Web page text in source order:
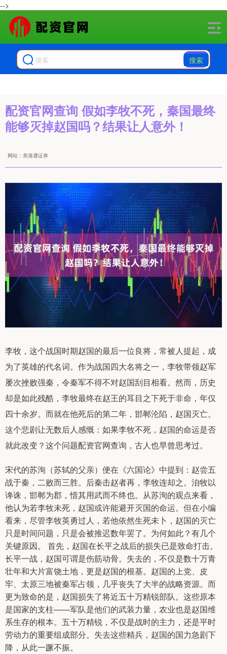
-->
搜索
配资官网查询 假如李牧不死，秦国最终
能够灭掉赵国吗？结果让人意外！
网站：美港通证券
李牧，这个战国时期赵国的最后一位良将，常被人提起，成
为了英雄的代名词。作为战国四大名将之一，李牧带领赵军
屡次挫败强秦，令秦军不得不对赵国刮目相看。然而，历史
却是如此残酷，李牧最终在赵王的耳目之下死于非命，年仅
四十余岁。而就在他死后的第二年，邯郸沦陷，赵国灭亡。
这个悲剧让无数后人感慨：如果李牧不死，赵国的命运是否
就此改变？这个问题配资官网查询，古人也早曾思考过。
宋代的苏洵（苏轼的父亲）便在《六国论》中提到：赵尝五
战于秦，二败而三胜。后秦击赵者再，李牧连却之。洎牧以
谗诛，邯郸为郡，惜其用武而不终也。从苏洵的观点来看，
他认为若李牧未死，赵国或许能避开灭国的命运。但在小编
看来，尽管李牧英勇过人，若他依然生死未卜，赵国的灭亡
只是时间问题，只是会被推迟数年罢了。为何如此？有几个
关键原因。 首先，赵国在长平之战后的损失已是致命打击。
长平一战，赵国可谓是伤筋动骨。失去的，不仅是数十万青
壮年和大片富饶土地，更是赵国的根基。赵国的上党、皮
牢、太原三地被秦军占领，几乎丧失了大半的战略资源。而
更为致命的是，赵国损失了将近五十万精锐部队。这些原本
是国家的支柱——军队是他们的武装力量，农业也是赵国维
系生存的根本。五十万精锐，不仅是战时的主力，还是平时
劳动力的重要组成部分。失去这些精兵，赵国的国力急剧下
降，从此一蹶不振。